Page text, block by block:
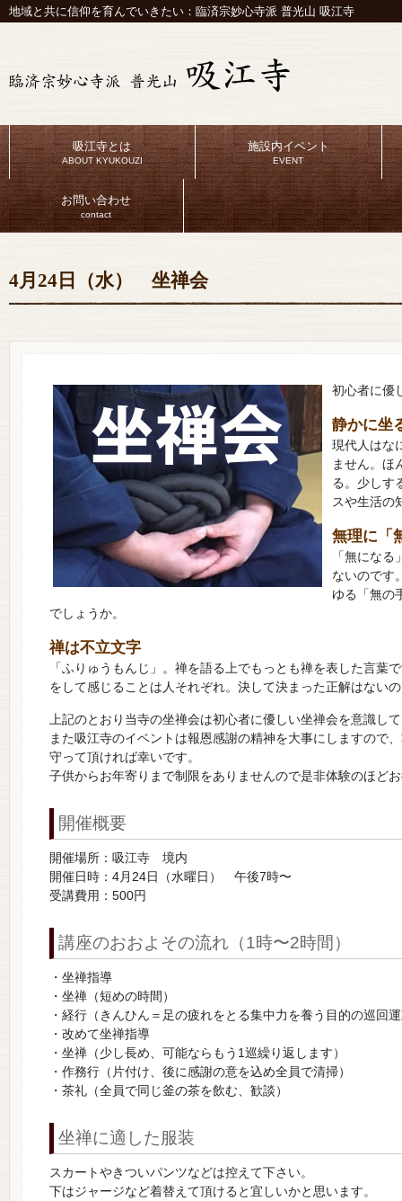
地域と共に信仰を育んでいきたい：臨済宗妙心寺派 普光山 吸江寺
吸江寺とは
ABOUT KYUKOUZI
施設内イベント
EVENT
お問い合わせ
contact
4月24日（水） 坐禅会
初心者に優
静かに坐
現代人はな
ません。ほ
る。少しす
スや生活の
無理に「
「無にな
ないのです
ゆる「無の
でしょうか。
禅は不立文字
「ふりゅうもんじ」。禅を語る上でもっとも禅を表した言
をして感じることは人それぞれ。決して決まった正解はない
上記のとおり当寺の坐禅会は初心者に優しい坐禅会を意識し
また吸江寺のイベントは報恩感謝の精神を大事にしますので
守って頂ければ幸いです。
子供からお年寄りまで制限をありませんので是非体験のほど
開催概要
開催場所：吸江寺 境内
開催日時：4月24日（水曜日） 午後7時〜
受講費用：500円
講座のおおよその流れ（1時〜2時間）
・坐禅指導
・坐禅（短めの時間）
・経行（きんひん＝足の疲れをとる集中力を養う目的の巡回
・改めて坐禅指導
・坐禅（少し長め、可能ならもう1巡繰り返します）
・作務行（片付け、後に感謝の意を込め全員で清掃）
・茶礼（全員で同じ釜の茶を飲む、歓談）
坐禅に適した服装
スカートやきついパンツなどは控えて下さい。
下はジャージなど着替えて頂けると宜しいかと思います。